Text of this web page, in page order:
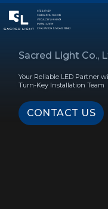
HOME
ABOUT US
PRODUCT
Sacred Light Co.,
Your Reliable LED Partner
Turn-Key Installation Team
CONTACT US